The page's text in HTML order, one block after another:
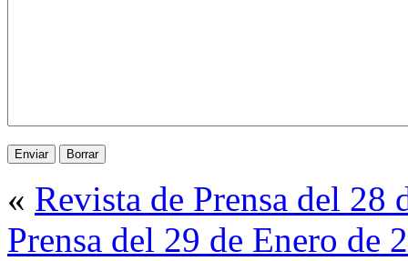
« Revista de Prensa del 28
Prensa del 29 de Enero de